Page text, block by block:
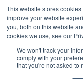
This website stores
improve your website
you, both on this website
cookies we use, see our
We won't track your
comply with your
that you're not asked to
Lederpodden 29